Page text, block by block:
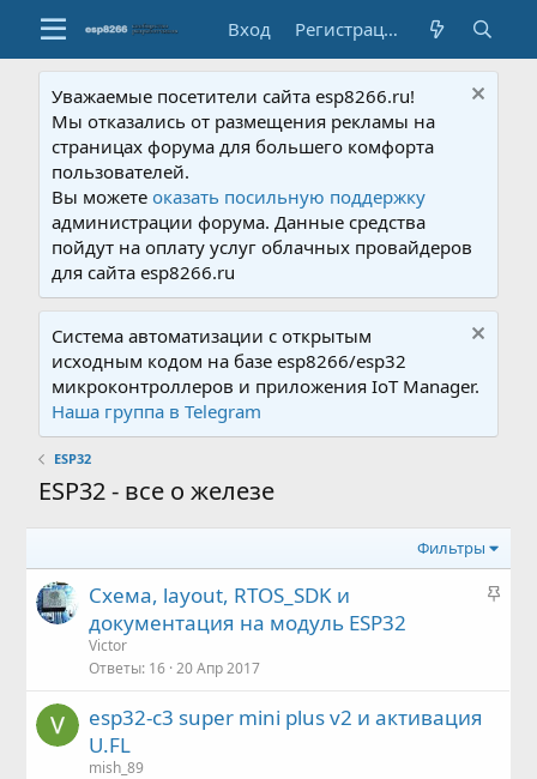
Вход Регистрация
Уважаемые посетители сайта esp8266.ru!
Мы отказались от размещения рекламы на
страницах форума для большего комфорта
пользователей.
Вы можетеоказать посильную поддержку
администрации форума. Данные средства
пойдут на оплату услуг облачных провайдеров
для сайта esp8266.ru
Система автоматизации с открытым
исходным кодом на базе esp8266/esp32
микроконтроллеров и приложения IoT Manager.
Наша группа в Telegram
ESP32
ESP32 - все о железе
Фильтры
З
Схема, layout, RTOS_SDK и
документация на модуль ESP32
Victor
Ответы 16 20 Апр 2017
esp32-c3 super mini plus v2 и активация
U.FL
mish_89